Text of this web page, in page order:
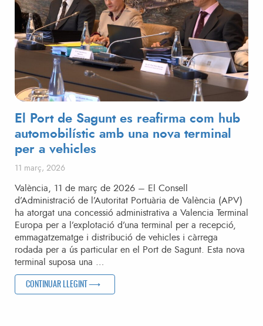
El Port de Sagunt es reafirma com hub
automobilístic amb una nova terminal
per a vehicles
Posted on
11 març, 2026
València, 11 de març de 2026 – El Consell
d’Administració de l’Autoritat Portuària de València (APV)
ha atorgat una concessió administrativa a Valencia Terminal
Europa per a l’explotació d’una terminal per a recepció,
emmagatzematge i distribució de vehicles i càrrega
rodada per a ús particular en el Port de Sagunt. Esta nova
terminal suposa una …
CONTINUAR LLEGINT “EL PORT DE SAGUNT ES REAFIRMA COM HUB